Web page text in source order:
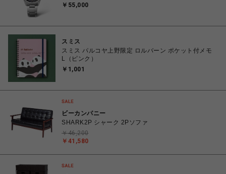
￥55,000
スミス
スミス パルコヤ上野限定 ロルバーン ポケット付メモ
L（ピンク）
￥1,001
ビーカンパニー
SHARK2P シャーク 2Pソファ
￥41,580
￥46,200